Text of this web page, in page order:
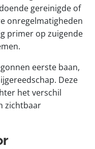
gereinigde of
onregelmatigheden
primer op zuigende
eerste baan,
Deze
het verschil
zichtbaar